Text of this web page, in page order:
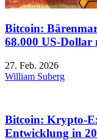
Bitcoin:
68.000 US-Dollar
27. Feb. 2026
William Suberg
Bitcoin: Krypto-
Entwicklung in